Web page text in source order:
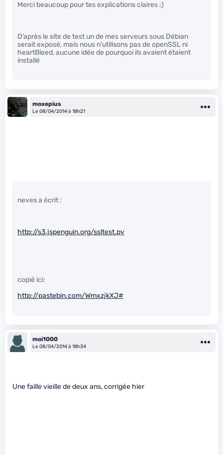
Merci beaucoup pour tes explications claires ;)
D’après le site de test un de mes serveurs sous Débian
serait exposé, mais nous n’utilisons pas de openSSL ni
heartBleed, aucune idée de pourquoi ils avaient étaient
installé
moxepius
Le 08/04/2014 à 18h21
neves a écrit :
http://s3.jspenguin.org/ssltest.py
copié ici:
http://pastebin.com/WmxzjkXJ#
moi1000
Le 08/04/2014 à 18h34
Une faille vieille de deux ans, corrigée hier